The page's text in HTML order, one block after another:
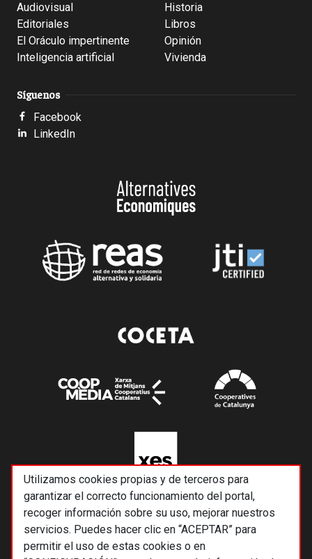
Utilizamos cookies propias y de terceros para
garantizar el correcto funcionamiento del portal,
recoger información sobre su uso, mejorar nuestros
servicios. Puedes hacer clic en “ACEPTAR” para
permitir el uso de estas cookies o en
Audiovisual
Editoriales
El Oráculo impertinente
Inteligencia artificial
Historia
Libros
Opinión
Vivienda
Síguenos
Facebook
LinkedIn